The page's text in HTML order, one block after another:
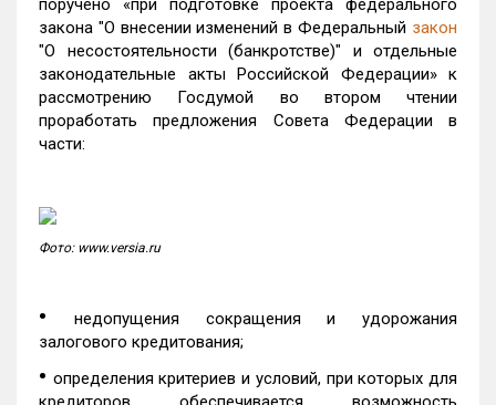
поручено «при подготовке проекта федерального
закона "О внесении изменений в Федеральный закон
"О несостоятельности (банкротстве)" и отдельные
законодательные акты Российской Федерации» к
рассмотрению Госдумой во втором чтении
проработать предложения Совета Федерации в
части:
Фото: www.versia.ru
•
недопущения сокращения и удорожания
залогового кредитования;
• определения критериев и условий, при которых для